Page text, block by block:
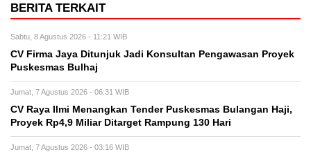
BERITA TERKAIT
Sabtu, 8 Agustus 2026 - 11:21 WIB
CV Firma Jaya Ditunjuk Jadi Konsultan Pengawasan Proyek
Puskesmas Bulhaj
Jumat, 7 Agustus 2026 - 06:31 WIB
CV Raya Ilmi Menangkan Tender Puskesmas Bulangan Haji,
Proyek Rp4,9 Miliar Ditarget Rampung 130 Hari
Jumat, 7 Agustus 2026 - 03:16 WIB